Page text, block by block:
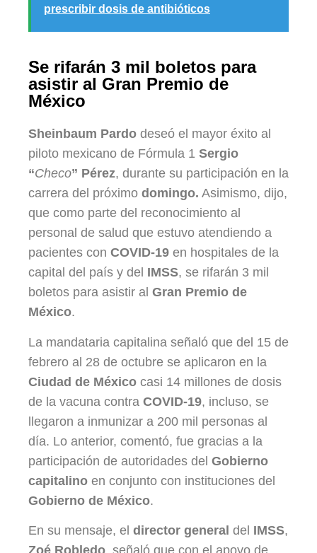
prescribir dosis de antibióticos
Se rifarán 3 mil boletos para
asistir al Gran Premio de
México
Sheinbaum Pardo deseó el mayor éxito al
piloto mexicano de Fórmula 1 Sergio
“Checo” Pérez, durante su participación en la
carrera del próximo domingo. Asimismo, dijo,
que como parte del reconocimiento al
personal de salud que estuvo atendiendo a
pacientes con COVID-19 en hospitales de la
capital del país y del IMSS, se rifarán 3 mil
boletos para asistir al Gran Premio de
México.
La mandataria capitalina señaló que del 15 de
febrero al 28 de octubre se aplicaron en la
Ciudad de México casi 14 millones de dosis
de la vacuna contra COVID-19, incluso, se
llegaron a inmunizar a 200 mil personas al
día. Lo anterior, comentó, fue gracias a la
participación de autoridades del Gobierno
capitalino en conjunto con instituciones del
Gobierno de México.
En su mensaje, el director general del IMSS,